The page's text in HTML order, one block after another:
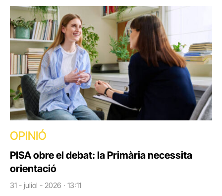
OPINIÓ
PISA obre el debat: la Primària necessita
orientació
31 - juliol - 2026 · 13:11